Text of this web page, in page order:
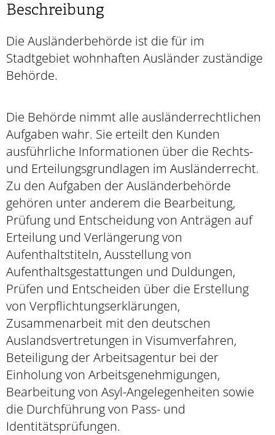
Beschreibung
Die Ausländerbehörde ist die für im
Stadtgebiet wohnhaften Ausländer zuständige
Behörde.
Die Behörde nimmt alle ausländerrechtlichen
Aufgaben wahr. Sie erteilt den Kunden
ausführliche Informationen über die Rechts-
und Erteilungsgrundlagen im Ausländerrecht.
Zu den Aufgaben der Ausländerbehörde
gehören unter anderem die Bearbeitung,
Prüfung und Entscheidung von Anträgen auf
Erteilung und Verlängerung von
Aufenthaltstiteln, Ausstellung von
Aufenthaltsgestattungen und Duldungen,
Prüfen und Entscheiden über die Erstellung
von Verpflichtungserklärungen,
Zusammenarbeit mit den deutschen
Auslandsvertretungen in Visumverfahren,
Beteiligung der Arbeitsagentur bei der
Einholung von Arbeitsgenehmigungen,
Bearbeitung von Asyl-Angelegenheiten sowie
die Durchführung von Pass- und
Identitätsprüfungen.